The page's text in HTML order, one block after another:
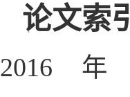
论文索
2016 年